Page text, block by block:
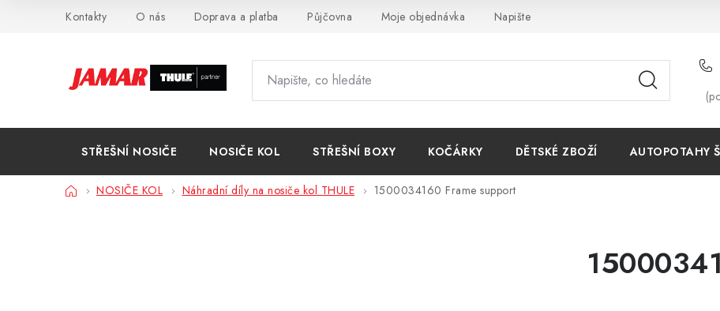
Kontakty O nás Doprava a platba Půjčovna Moje objednávka Napište nám
STŘEŠNÍ NOSIČE NOSIČE KOL STŘEŠNÍ BOXY KOČÁRKY DĚTSKÉ ZBOŽÍ AUTOPOTAHY
DomůNOSIČE KOL Náhradní díly na nosiče kol THULE 1500034160 Frame support